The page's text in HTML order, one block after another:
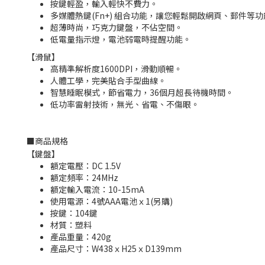
按鍵輕盈，輸入輕快不費力。
多媒體熱鍵(Fn+) 組合功能，讓您輕鬆開啟網頁、郵件等
超薄時尚，巧克力鍵盤，不佔空間。
低電量指示燈，電池弱電時提醒功能。
【滑鼠】
高精準解析度1600DPI，滑動順暢。
人體工學，完美貼合手型曲線。
智慧睡眠模式，節省電力，36個月超長待機時間。
低功率雷射技術，無光、省電、不傷眼。
■商品規格
【鍵盤】
額定電壓：DC 1.5V
額定頻率：24MHz
額定輸入電流：10-15mA
使用電源：4號AAA電池ｘ1(另購)
按鍵：104鍵
材質：塑料
產品重量：420g
產品尺寸：W438ｘH25ｘD139mm